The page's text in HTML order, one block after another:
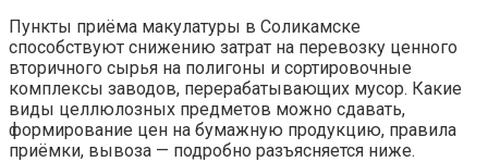
Пункты приёма макулатуры в Соликамске
способствуют снижению затрат на перевозку ценного
вторичного сырья на полигоны и сортировочные
комплексы заводов, перерабатывающих мусор. Какие
виды целлюлозных предметов можно сдавать,
формирование цен на бумажную продукцию, правила
приёмки, вывоза — подробно разъясняется ниже.